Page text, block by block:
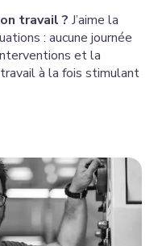
travail ? J’aime la
: aucune journée
et la
à la fois stimulant